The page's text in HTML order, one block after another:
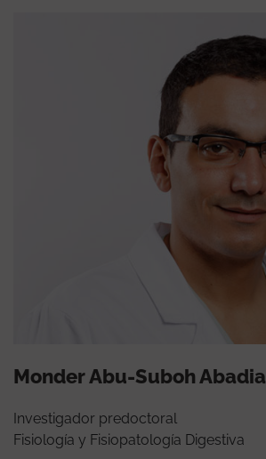
Monder Abu-Suboh Abadia
Investigador predoctoral
Fisiología y Fisiopatología Digestiva